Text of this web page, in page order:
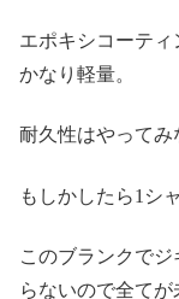
エポキシコーテ
かなり軽量。
耐久性はやってみ
もしかしたら1シ
このブランクで
らないので全てが